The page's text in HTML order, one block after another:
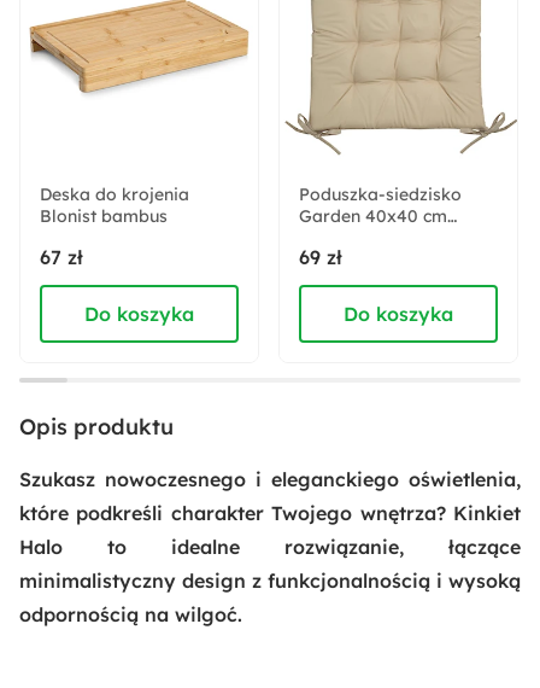
Trendy:
Monochromatyczny minimalizm
Pomieszczenie:
Biuro
Przedpokój
Rodzaj trzonka:
G9
Sposób montażu:
Wiszący
Akcja specjalna:
Nowość
Stopień ochrony IP:
Deska do krojenia
Blonist bambus
67 zł
Do koszyka
Poduszka-siedzisko
Garden 40x40 cm
69 zł
Do koszyka
Opis produktu
Szukasz nowoczesnego i eleganckiego oświetlenia,
które podkreśli charakter Twojego wnętrza? Kinkiet
Halo to idealne rozwiązanie, łączące
minimalistyczny design z funkcjonalnością i wysoką
odpornością na wilgoć.